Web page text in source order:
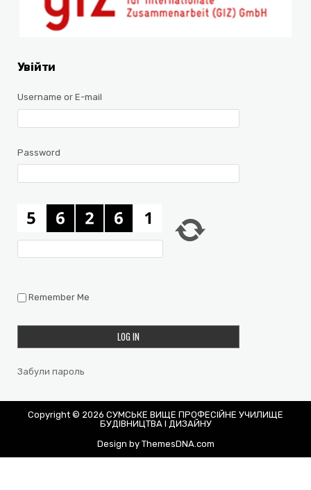
Увійти
Username or E-mail
Password
Remember Me
Забули пароль
Copyright © 2026 СУМСЬКЕ ВИЩЕ ПРОФЕСІЙНЕ УЧИЛИЩЕ
БУДІВНИЦТВА І ДИЗАЙНУ
Design by ThemesDNA.com